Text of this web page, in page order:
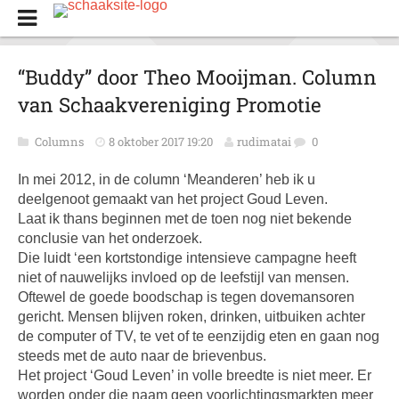
“Buddy” door Theo Mooijman. Column
van Schaakvereniging Promotie
Columns 8 oktober 2017 19:20 rudimatai 0
In mei 2012, in de column ‘Meanderen’ heb ik u
deelgenoot gemaakt van het project Goud Leven.
Laat ik thans beginnen met de toen nog niet bekende
conclusie van het onderzoek.
Die luidt ‘een kortstondige intensieve campagne heeft
niet of nauwelijks invloed op de leefstijl van mensen.
Oftewel de goede boodschap is tegen dovemansoren
gericht. Mensen blijven roken, drinken, uitbuiken achter
de computer of TV, te vet of te eenzijdig eten en gaan nog
steeds met de auto naar de brievenbus.
Het project ‘Goud Leven’ in volle breedte is niet meer. Er
worden onder die naam geen voorlichtingsmarkten meer